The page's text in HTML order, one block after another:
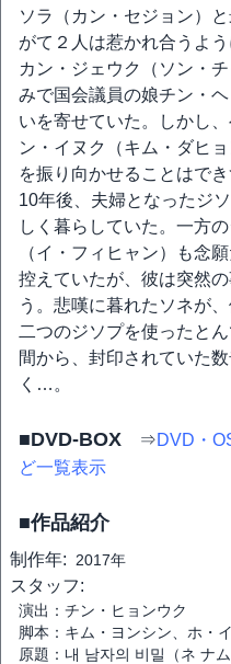
ソラ（カン・セジョン）
がて２人は惹かれ合うよ
カン・ジェウク（ソン・
みで国会議員の娘チン・
いを寄せていた。しかし
ン・イヌク（キム・ダヒ
を振り向かせることはでき
10年後、夫婦となったジ
しく暮らしていた。一方
（イ・フィヒャン）も念
控えていたが、彼は突然
う。悲嘆に暮れたソネが
二つのジソプを使ったと
間から、封印されていた
く…。
■DVD-BOX ⇒DVD・
ど一覧表示
■作品紹介
制作年: 2017年
スタッフ:
演出：チン・ヒョンウク
脚本：キム・ヨンシン、ホ・
原題：내 남자의 비밀（ネ ナ